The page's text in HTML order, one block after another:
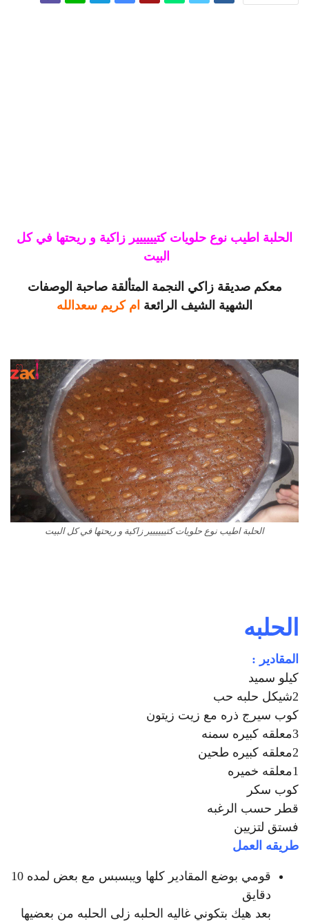
الحلبة اطيب نوع حلويات كتيييييير زاكية و ريحتها في كل
البيت
معكم صديقة زاكي النجمة المتألقة صاحبة الوصفات
الشهية الشيف الرائعة ام كريم سعدالله
الحلبة اطيب نوع حلويات كتيييييير زاكية و ريحتها في كل البيت
الحلبه
المقادير :
كيلو سميد
2شيكل حلبه حب
كوب سيرج ذره مع زيت زيتون
3معلقه كبيره سمنه
2معلقه كبيره طحين
1معلقه خميره
كوب سكر
قطر حسب الرغبه
فستق لتزيين
طريقه العمل
قومي بوضع المقادير كلها ويبسبس مع بعض لمده 10
دقايق
بعد هيك بتكوني غاليه الحلبه زلى الحلبه من بعضيها